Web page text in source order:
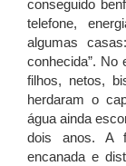
conseguido
telefone,
algumas
conhecida”. No
filhos, netos,
herdaram o
água ainda
dois anos. A
encanada e